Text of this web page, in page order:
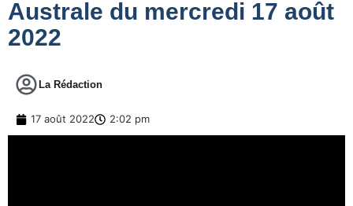
Australe du mercredi 17 août
2022
La Rédaction
17 août 2022 2:02 pm